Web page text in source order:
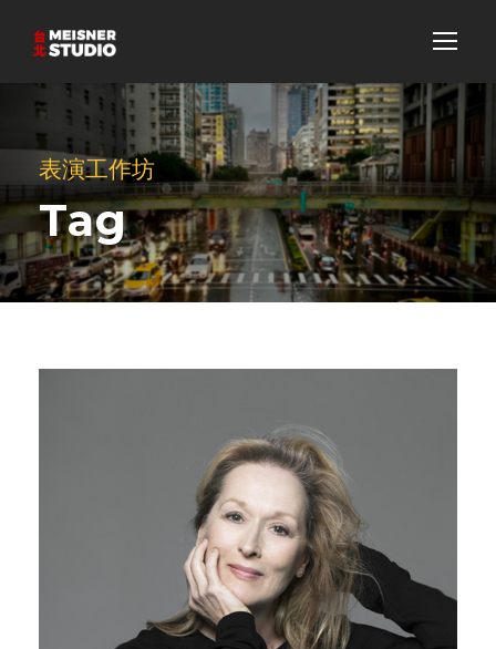
表演工作坊
Tag